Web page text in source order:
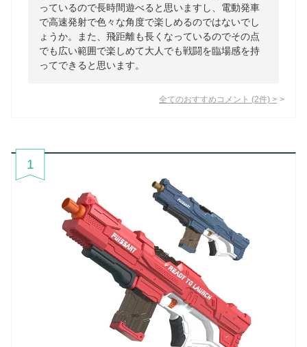
っているので長時間遊べると思いますし、電動発車
で高速発射で色々な角度で楽しめるのではないでし
ょうか。また、飛距離も長くなっているのでその点
でも広い範囲で楽しめて大人でも戦闘を臨場感を持
ってできると思います。
全てのおすすめコメント (2件) >
1